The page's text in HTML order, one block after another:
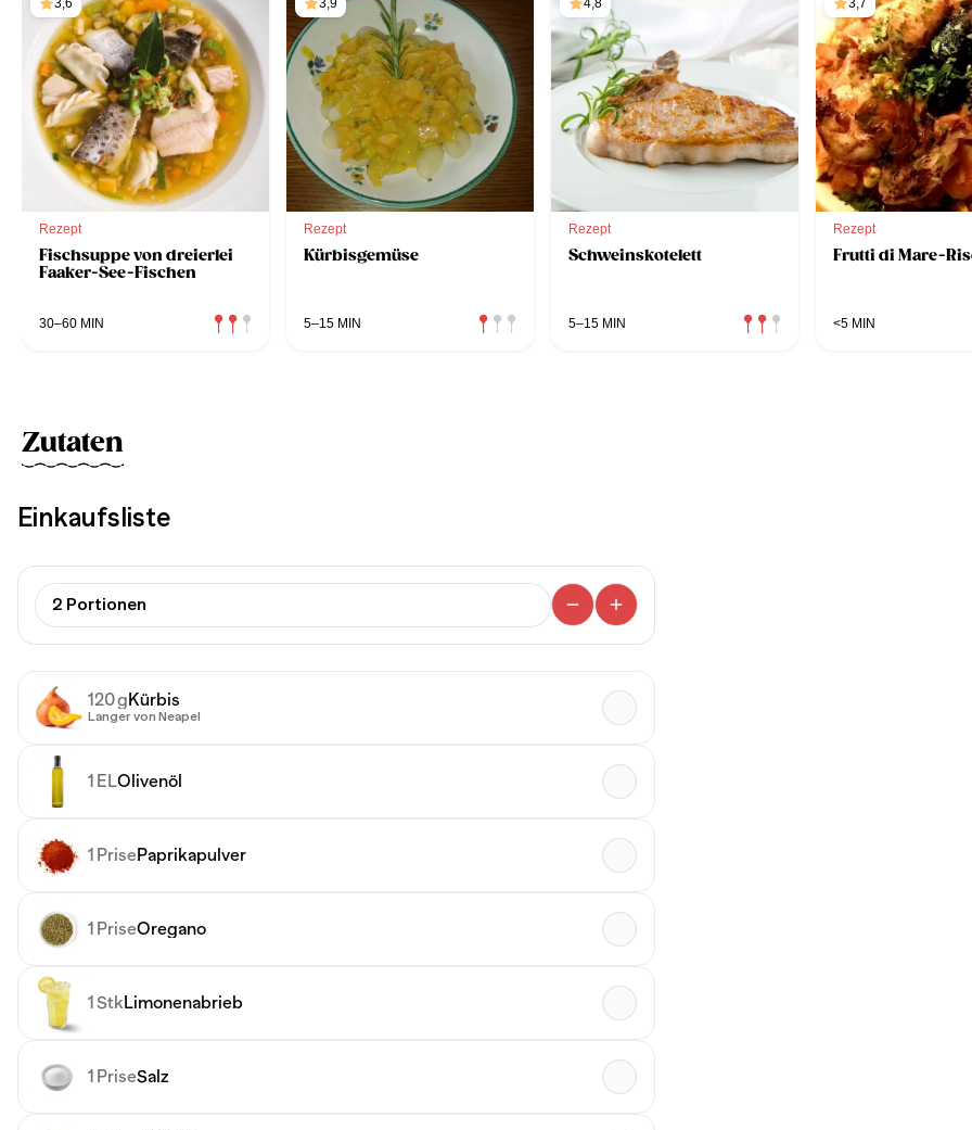
3,6
Rezept
Fischsuppe von dreierlei
Faaker-See-Fischen
30–60 MIN
3,9
Rezept
Kürbisgemüse
5–15 MIN
4,8
Rezept
Schweinskotelett
5–15 MIN
3,7
Rezept
Frutti di Mare-
<5 MIN
Zutaten